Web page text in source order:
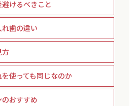
けるべきこと
歯の違い
方
使っても同じなのか
おすすめ